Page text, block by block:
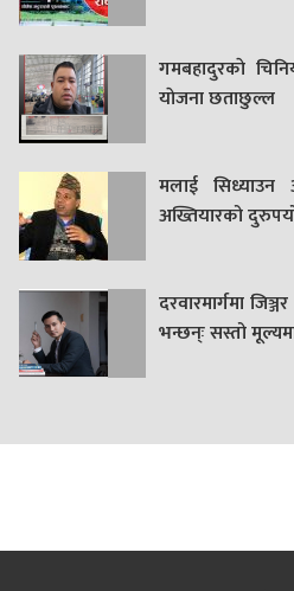
गमबहादुरकाे
याेजना छताछुल्ल
मलाई सिध्याउन
अख्तियारको
दरवारमार्गमा
भन्छन्ः सस्तो